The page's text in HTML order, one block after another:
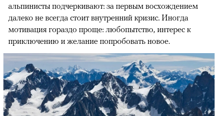
альпинисты подчеркивают: за первым восхождением
далеко не всегда стоит внутренний кризис. Иногда
мотивация гораздо проще: любопытство, интерес к
приключению и желание попробовать новое.